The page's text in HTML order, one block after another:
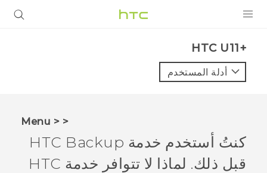
VIVE
VIVERSE
البرامج + التطبيقات
HTC U11+‎
أدلة المستخدم
< < Menu
كنتُ أستخدم خدمة HTC Backup
قبل ذلك. لماذا لا تتوافر خدمة HTC